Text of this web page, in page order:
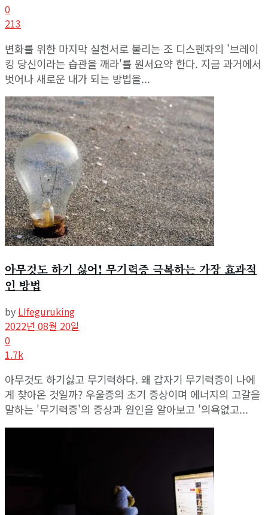
0
213
변화를 위한 마지막 실천서로 불리는 조 디스펜자의 '브레이
킹 당신이라는 습관을 깨라'를 원서요약 한다. 지금 과거에서
벗어나 새로운 내가 되는 방법을...
아무것도 하기 싫어! 무기력증 극복하는 가장 효과적
인 방법
by LIfeguruking
2022년 08월 20일
0
1.7k
아무것도 하기싫고 무기력하다. 왜 갑자기 무기력증이 나에
게 찾아온 것일까? 우울증의 초기 증상이며 에너지의 고갈을
말하는 '무기력증'의 증상과 원인을 알아보고 '의욕없고...